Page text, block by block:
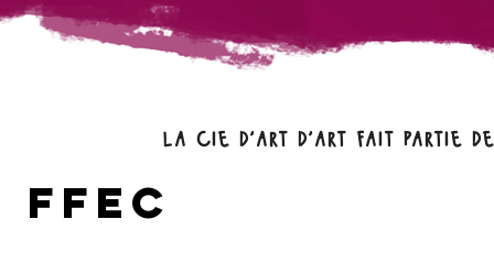
la cie d'art d'art fait partie
ffec